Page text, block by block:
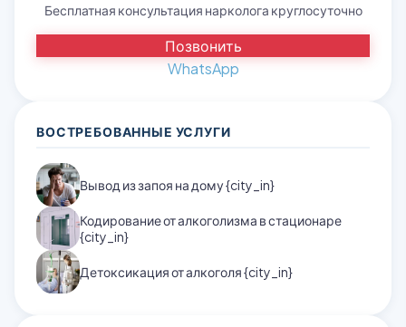
Бесплатная консультация нарколога круглосуточно
Позвонить
WhatsApp
ВОСТРЕБОВАННЫЕ УСЛУГИ
Вывод из запоя на дому {city_in}
Кодирование от алкоголизма в стационаре
{city_in}
Детоксикация от алкоголя {city_in}